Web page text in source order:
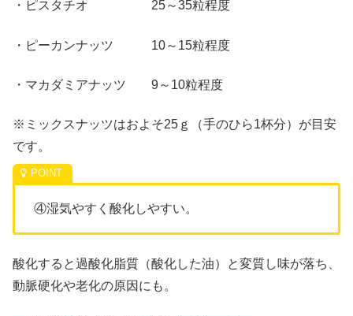
・ピスタチオ 25～35粒程度
・ピーカンナッツ 10～15粒程度
・マカダミアナッツ 9～10粒程度
※ミックスナッツはおよそ25ｇ（手のひら1杯分）が目安
です。
④湿気やすく酸化しやすい。
酸化すると過酸化脂質（酸化した油）と変質し味が落ち、
動脈硬化や老化の原因にも。